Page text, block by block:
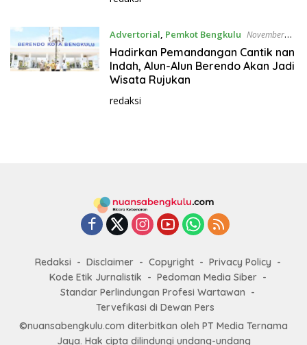
Advertorial, Pemkot Bengkulu November
25, 2021
Hadirkan Pemandangan Cantik nan
Indah, Alun-Alun Berendo Akan Jadi
Wisata Rujukan
redaksi
Redaksi Disclaimer Copyright
Privacy Policy
Kode Etik Jurnalistik
Pedoman Media Siber
Standar Perlindungan Profesi Wartawan
Tervefikasi di Dewan Pers
©nuansabengkulu.com diterbitkan oleh PT Media Ternama
Jaya. Hak cipta dilindungi undang-undang